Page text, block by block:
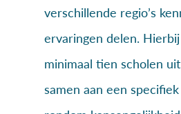
verschillende regio’s
ervaringen delen.
minimaal tien scholen
samen aan een